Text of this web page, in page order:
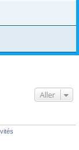
Aller